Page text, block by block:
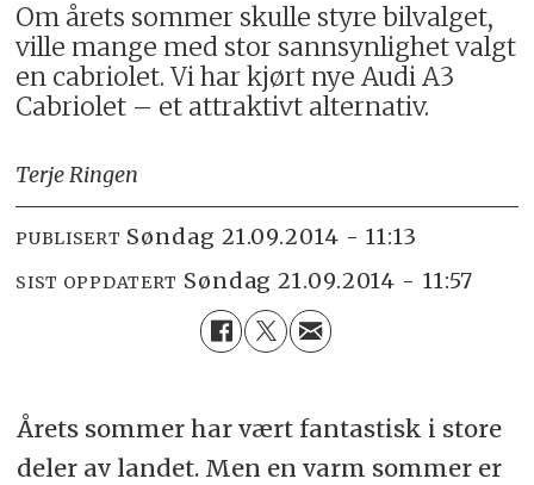
Om årets sommer skulle styre bilvalget,
ville mange med stor sannsynlighet valgt
en cabriolet. Vi har kjørt nye Audi A3
Cabriolet – et attraktivt alternativ.
Terje Ringen
PUBLISERT søndag 21.09.2014 - 11:13
SIST OPPDATERT søndag 21.09.2014 - 11:57
Årets sommer har vært fantastisk i store
deler av landet. Men en varm sommer er